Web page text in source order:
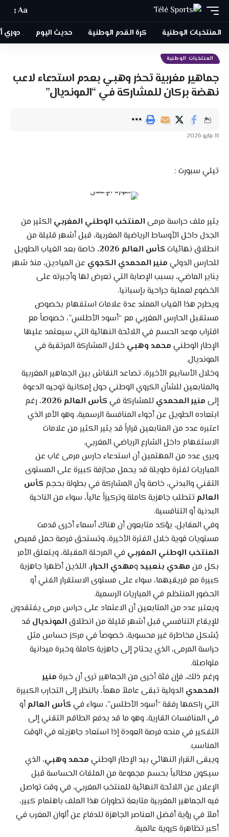
Aa
المنتخبات الوطنية كرة القدم الوطنية حديث اليوم دوري
المنتخبات الوطنية
جماهير مغربية تحذر وهبي بعدم استدعاء لاعب
نهضة بركان للمشاركة في “المونديال”
تيلي سبورت :
يثير ملف حراسة مرمىالمنتخب الوطني المغربيالكثير من
الجدل داخل الأوساط الرياضية المغربية، قبل أشهر قليلة من
انطلاق نهائياتكأس العالم 2026
، خاصة بعد الغياب الطويل
للحارس الدوليمنير المحمدي الكجويعن الميادين، منذ شهر
يناير الماضي، بسبب الإصابة التي تعرض لها وأجبرته على
الخضوع لعملية جراحية بإسبانيا.
ويطرح هذا الغياب الممتد عدة علامات استفهام بخصوص
مستقبل الحارس المغربي مع “أسود الأطلس”، خصوصاً مع
اقتراب موعد الحسم في اللائحة النهائية التي سيعتمد عليها
الإطار الوطنيمحمد وهبيخلال المشاركة المرتقبة في
المونديال.
وخلال الأسابيع الأخيرة، تصاعد النقاش بين الجماهير المغربية
والمتابعين للشأن الكروي الوطني حول إمكانية توجيه الدعوة
إلىمنير المحمديللمشاركة فيكأس العالم 2026
، رغم
ابتعاده الطويل عن أجواء المنافسة الرسمية، وهو الأمر الذي
اعتبره عدد من المتابعين قراراً قد يثير الكثير من علامات
الاستفهام داخل الشارع الرياضي المغربي.
ويرى عدد من المهتمين أن استدعاء حارس مرمى غاب عن
المباريات لفترة طويلة قد يحمل مجازفة كبيرة على المستوى
التقني والبدني، خاصة وأن المشاركة في بطولة بحجمكأس
العالمتتطلب جاهزية كاملة وتركيزاً عالياً، سواء من الناحية
البدنية أو التنافسية.
وفي المقابل، يؤكد متابعون أن هناك أسماء أخرى قدمت
مستويات قوية خلال الفترة الأخيرة، وتستحق فرصة حمل قميص
المنتخب الوطني المغربيفي المرحلة المقبلة، ويتعلق الأمر
بكل منمهدي بنعبيدومهدي الحرار، اللذين أظهرا جاهزية
كبيرة مع فريقيهما، سواء على مستوى الاستقرار الفني أو
الحضور المنتظم في المباريات الرسمية.
ويعتبر عدد من المتابعين أن الاعتماد على حراس مرمى يفتقدون
للإيقاع التنافسي قبل أشهر قليلة من انطلاقالمونديالقد
يُشكل مخاطرة غير محسوبة، خصوصاً في مركز حساس مثل
حراسة المرمى، الذي يحتاج إلى جاهزية كاملة وخبرة ميدانية
متواصلة.
ورغم ذلك، فإن فئة أخرى من الجماهير ترى أن خبرةمنير
المحمديالدولية تبقى عاملاً مهماً، بالنظر إلى التجارب الكبيرة
التي راكمها رفقة “أسود الأطلس”، سواء فيكأس العالمأو
في المنافسات القارية، وهو ما قد يدفع الطاقم التقني إلى
التفكير في منحه فرصة العودة إذا استعاد جاهزيته في الوقت
المناسب.
ويبقى القرار النهائي بيد الإطار الوطنيمحمد وهبي، الذي
سيكون مطالباً بحسم مجموعة من الملفات الحساسة قبل
الإعلان عن اللائحة النهائية للمنتخب المغربي، في وقت تواصل
فيه الجماهير المغربية متابعة تطورات هذا الملف باهتمام كبير،
أملاً في رؤية أفضل العناصر الجاهزة للدفاع عن ألوان المغرب في
أكبر تظاهرة كروية عالمية.